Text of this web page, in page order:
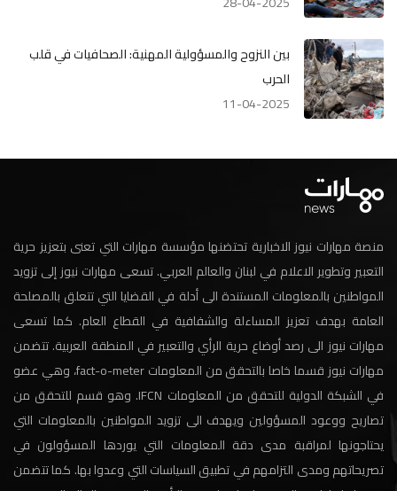
بين النزوح والمسؤولية المهنية: الصحافيات في قلب
الحرب
11-04-2025
منصة مهارات نيوز الاخبارية تحتضنها مؤسسة مهارات التي تعنى بتعزيز حرية
التعبير وتطوير الاعلام في لبنان والعالم العربي. تسعى مهارات نيوز إلى تزويد
المواطنين بالمعلومات المستندة الى أدلة في القضايا التي تتعلق بالمصلحة
العامة بهدف تعزيز المساءلة والشفافية في القطاع العام. كما تسعى
مهارات نيوز الى رصد أوضاع حرية الرأي والتعبير في المنطقة العربية. تتضمن
مهارات نيوز قسما خاصا بالتحقق من المعلومات fact-o-meter، وهي عضو
في الشبكة الدولية للتحقق من المعلومات IFCN. وهو قسم للتحقق من
تصاريح ووعود المسؤولين ويهدف الى تزويد المواطنين بالمعلومات التي
يحتاجونها لمراقبة مدى دقة المعلومات التي يوردها المسؤولون في
تصريحاتهم ومدى التزامهم في تطبيق السياسات التي وعدوا بها. كما تتضمن